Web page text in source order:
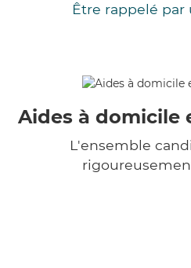
Être rappelé par
Aides à domicile
L'ensemble